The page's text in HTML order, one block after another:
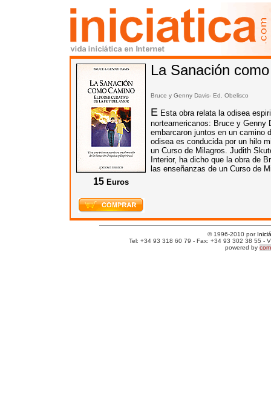
15 Euros
La Sanación
Bruce y Genny Davis- Ed. Obelisco
E Esta obra relata la odisea
norteamericanos: Bruce y Genny
embarcaron juntos en un camino
odisea es conducida por un hilo
un Curso de Milagros. Judith
Interior, ha dicho que la obra de
las enseñanzas de un Curso de
© 1996-2010 por
Tel: +34 93 318 60 79 - Fax: +34 93 302 38 55 -
powered by